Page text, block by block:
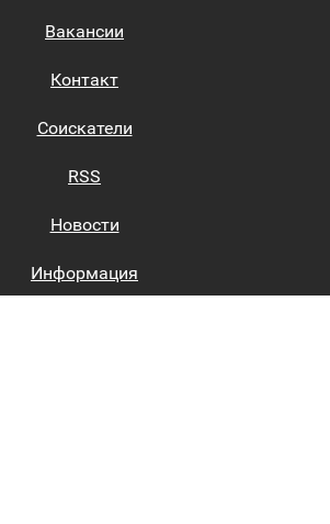
Вакансии
Контакт
Соискатели
RSS
Новости
Информация